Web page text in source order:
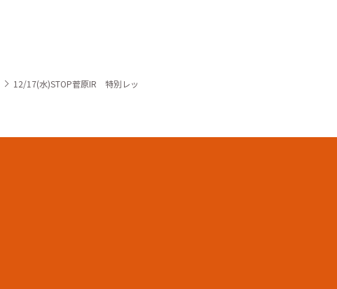
12/17(水)STOP菅原IR 特別レッ